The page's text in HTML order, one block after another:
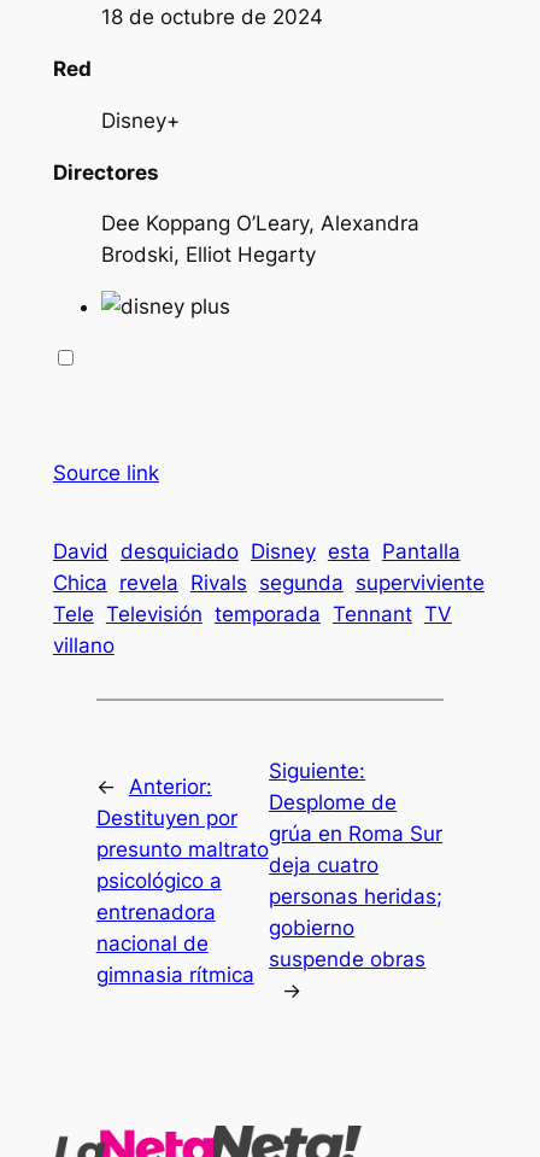
18 de octubre de 2024
Red
Disney+
Directores
Dee Koppang O’Leary, Alexandra
Brodski, Elliot Hegarty
Source link
David desquiciado Disney esta Pantalla
Chica revela Rivals segunda superviviente
Tele Televisión temporada Tennant TV
villano
←
Anterior:
Destituyen por
presunto maltrato
psicológico a
entrenadora
nacional de
gimnasia rítmica
Siguiente:
Desplome de
grúa en Roma Sur
deja cuatro
personas heridas;
gobierno
suspende obras
→